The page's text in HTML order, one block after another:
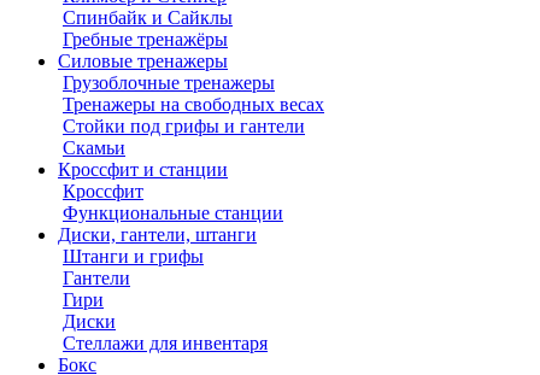
Спинбайк и Сайклы
Гребные тренажёры
Силовые тренажеры
Грузоблочные тренажеры
Тренажеры на свободных весах
Стойки под грифы и гантели
Скамьи
Кроссфит и станции
Кроссфит
Функциональные станции
Диски, гантели, штанги
Штанги и грифы
Гантели
Гири
Диски
Стеллажи для инвентаря
Бокс